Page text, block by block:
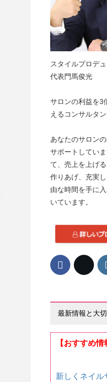
スタイルプロデ
代表門馬俊光
サロンの利益を3
えるコンサルタン
あなたのサロン
サポートしてい
て、売上を上げ
作りあげ、充実
由な時間を手に
いています。
最新情報と大
【おすすめ情
新しくネイル